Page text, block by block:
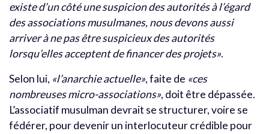
existe d’un côté une suspicion des autorités à l’égard
des associations musulmanes, nous devons aussi
arriver à ne pas être suspicieux des autorités
lorsqu’elles acceptent de financer des projets».
Selon lui, «l’anarchie actuelle», faite de «ces
nombreuses micro-associations», doit être dépassée.
L’associatif musulman devrait se structurer, voire se
fédérer, pour devenir un interlocuteur crédible pour